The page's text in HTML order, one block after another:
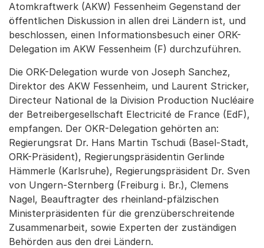
Atomkraftwerk (AKW) Fessenheim Gegenstand der
öffentlichen Diskussion in allen drei Ländern ist, und
beschlossen, einen Informationsbesuch einer ORK-
Delegation im AKW Fessenheim (F) durchzuführen.
Die ORK-Delegation wurde von Joseph Sanchez,
Direktor des AKW Fessenheim, und Laurent Stricker,
Directeur National de la Division Production Nucléaire
der Betreibergesellschaft Electricité de France (EdF),
empfangen. Der OKR-Delegation gehörten an:
Regierungsrat Dr. Hans Martin Tschudi (Basel-Stadt,
ORK-Präsident), Regierungspräsidentin Gerlinde
Hämmerle (Karlsruhe), Regierungspräsident Dr. Sven
von Ungern-Sternberg (Freiburg i. Br.), Clemens
Nagel, Beauftragter des rheinland-pfälzischen
Ministerpräsidenten für die grenzüberschreitende
Zusammenarbeit, sowie Experten der zuständigen
Behörden aus den drei Ländern.